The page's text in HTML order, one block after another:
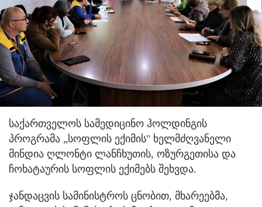
საქართველოს სამედიცინო ჰოლდინგის
პროგრამა „სოფლის ექიმის" ხელმძღვანელი
მინდია ღლონტი ლანჩხუთის, ოზურგეთისა და
ჩოხატაურის სოფლის ექიმებს შეხვდა.
ჯანდაცვის სამინისტროს ცნობით, მხარეებმა,